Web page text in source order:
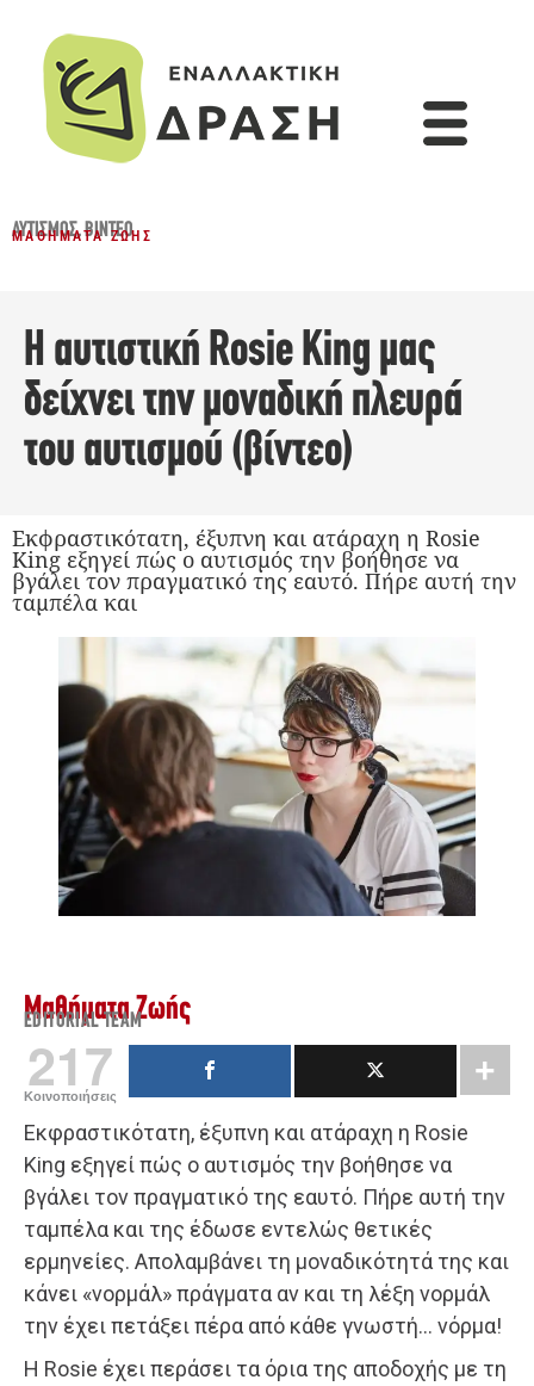
ΑΥΤΙΣΜΌΣ,ΒΊΝΤΕΟ
ΜΑΘΉΜΑΤΑ ΖΩΉΣ
Η αυτιστική Rosie King μας
δείχνει την μοναδική πλευρά
του αυτισμού (βίντεο)
Εκφραστικότατη, έξυπνη και ατάραχη η Rosie
King εξηγεί πώς ο αυτισμός την βοήθησε να
βγάλει τον πραγματικό της εαυτό. Πήρε αυτή την
ταμπέλα και
Μαθήματα Ζωής
EDITORIAL TEAM
217
Κοινοποιήσεις
Εκφραστικότατη, έξυπνη και ατάραχη η Rosie
King εξηγεί πώς ο αυτισμός την βοήθησε να
βγάλει τον πραγματικό της εαυτό. Πήρε αυτή την
ταμπέλα και της έδωσε εντελώς θετικές
ερμηνείες. Απολαμβάνει τη μοναδικότητά της και
κάνει «νορμάλ» πράγματα αν και τη λέξη νορμάλ
την έχει πετάξει πέρα από κάθε γνωστή… νόρμα!
Η Rosie έχει περάσει τα όρια της αποδοχής με τη